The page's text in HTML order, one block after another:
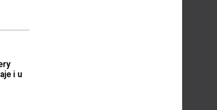
i u